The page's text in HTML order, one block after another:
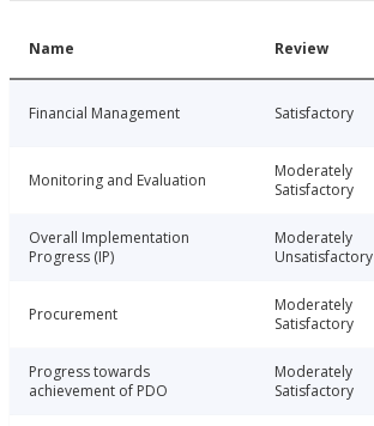
Name Review
Financial Management Satisfactory
Monitoring and Evaluation
Moderately
Satisfactory
Overall Implementation
Progress (IP)
Moderately
Unsatisfactory
Procurement
Moderately
Satisfactory
Progress towards
achievement of PDO
Moderately
Satisfactory